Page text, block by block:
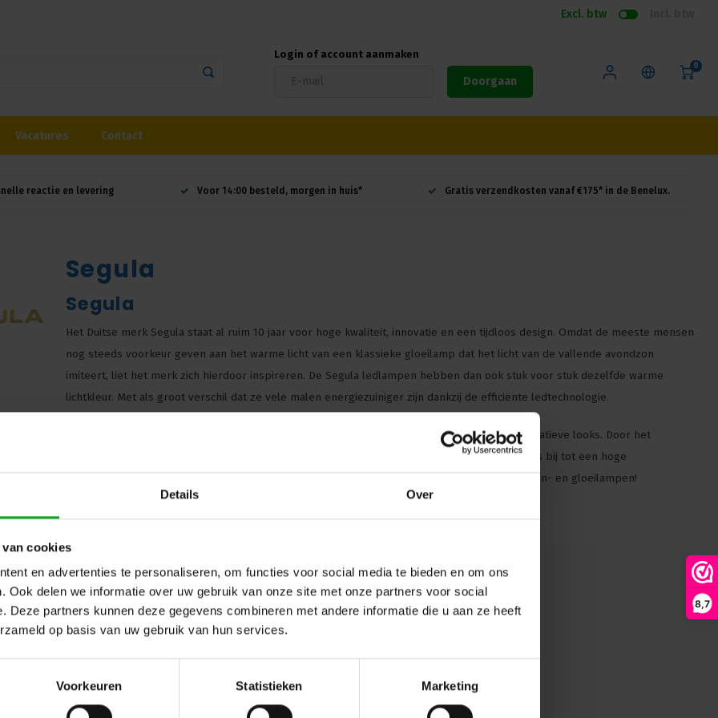
Details Over
cookies
en advertenties te personaliseren, om functies voor social media te bieden en om ons
Ook delen we informatie over uw gebruik van onze site met onze partners voor social
Deze partners kunnen deze gegevens combineren met andere informatie die u aan ze heeft
op basis van uw gebruik van hun services.
Voorkeuren Statistieken Marketing
8,7
Excl. btw
Login of account aanmaken
Doorgaan
0
Vacatures Contact
reactie en levering Voor 14:00 besteld, morgen in huis* Gratis verzendkosten vanaf €175* in de Benelux.
Segula
Segula
Het Duitse merk Segula staat al ruim 10 jaar voor hoge kwaliteit, innovatie en een tijdloos design. Omdat de meeste mensen
nog steeds voorkeur geven aan het warme licht van een klassieke gloeilamp dat het licht van de vallende avondzon
imiteert, liet het merk zich hierdoor inspireren. De Segula ledlampen hebben dan ook stuk voor stuk dezelfde warme
lichtkleur. Met als groot verschil dat ze vele malen energiezuiniger zijn dankzij de efficiënte ledtechnologie.
Segula ledlampen bieden tevens een uitstekende kleurweergave en hebben prachtige decoratieve looks. Door het
economische gebruik van grondstoffen en het vermijden van giftige stoffen dragen ze tevens bij tot een hoge
recycleerbaarheid. Deze ledlampen zijn dan ook het perfecte alternatief voor spaar- halogeen- en gloeilampen!
title
text